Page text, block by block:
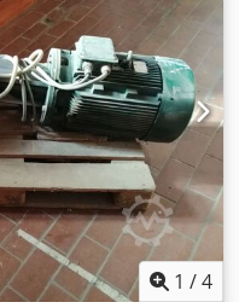
1 /4